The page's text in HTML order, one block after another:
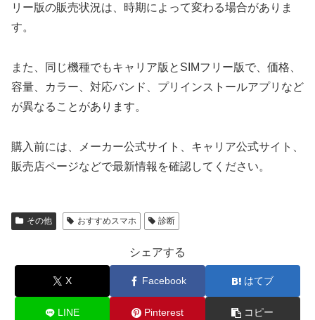
リー版の販売状況は、時期によって変わる場合がありま
す。
また、同じ機種でもキャリア版とSIMフリー版で、価格、
容量、カラー、対応バンド、プリインストールアプリなど
が異なることがあります。
購入前には、メーカー公式サイト、キャリア公式サイト、
販売店ページなどで最新情報を確認してください。
その他 おすすめスマホ 診断
シェアする
X Facebook はてブ
LINE Pinterest コピー